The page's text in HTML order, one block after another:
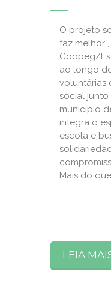
O projeto
faz
Coopeg/
ao longo
voluntárias
social junto
município
integra o
escola e
Mais do
LEIA